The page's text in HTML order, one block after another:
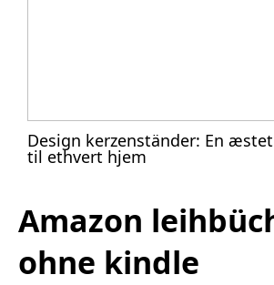
Design kerzenständer: En
til ethvert hjem
Amazon
ohne kindle